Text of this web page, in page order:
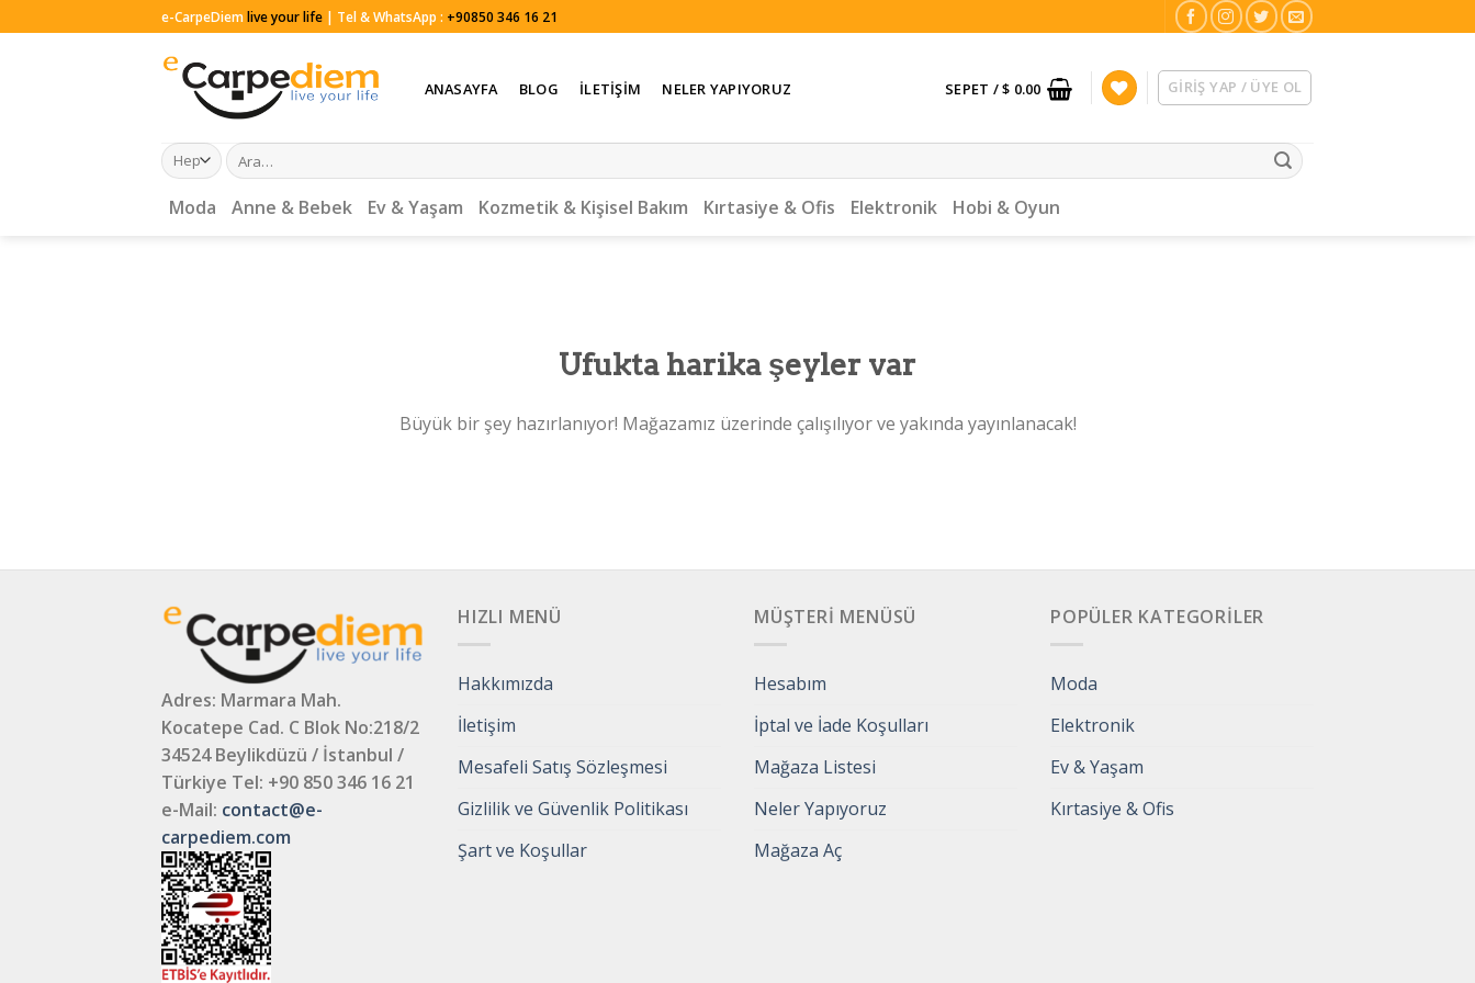
to
e-CarpeDiemlive your life | Tel & WhatsApp : +90850 346 16 21
ANASAYFA BLOG İLETIŞIM NELER YAPIYORUZ SEPET /$ 0.00 GIRIŞ YAP / ÜYE OL
Ara:
Moda Anne & Bebek Ev & Yaşam Kozmetik & Kişisel Bakım Kırtasiye & Ofis Elektronik Hobi & Oyun
Ufukta harika şeyler var
Büyük bir şey hazırlanıyor! Mağazamız üzerinde çalışılıyor ve yakında yayınlanacak!
Adres: Marmara Mah.
Kocatepe Cad. C Blok No:218/2
34524 Beylikdüzü / İstanbul /
Türkiye Tel: +90 850 346 16 21
e-Mail: contact@e-
carpediem.com
HIZLI MENÜ
Hakkımızda
İletişim
Mesafeli Satış Sözleşmesi
Gizlilik ve Güvenlik Politikası
Şart ve Koşullar
MÜŞTERI MENÜSÜ
Hesabım
İptal ve İade Koşulları
Mağaza Listesi
Neler Yapıyoruz
Mağaza Aç
POPÜLER KATEGORILER
Moda
Elektronik
Ev & Yaşam
Kırtasiye & Ofis